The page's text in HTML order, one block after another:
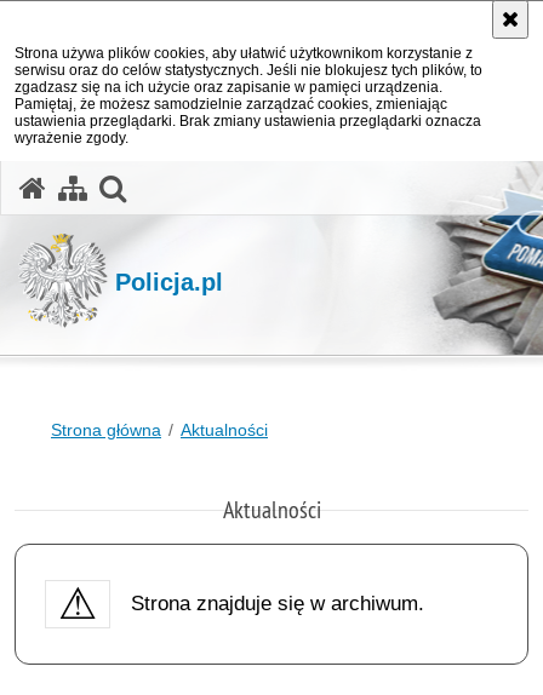
Strona używa plików cookies, aby ułatwić użytkownikom korzystanie z
serwisu oraz do celów statystycznych. Jeśli nie blokujesz tych plików, to
zgadzasz się na ich użycie oraz zapisanie w pamięci urządzenia.
Pamiętaj, że możesz samodzielnie zarządzać cookies, zmieniając
ustawienia przeglądarki. Brak zmiany ustawienia przeglądarki oznacza
wyrażenie zgody.
Policja.pl
Strona główna Aktualności
Aktualności
Strona znajduje się w archiwum.